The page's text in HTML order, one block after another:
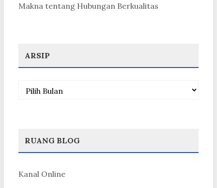
Makna tentang Hubungan Berkualitas
ARSIP
Arsip
RUANG BLOG
Kanal Online